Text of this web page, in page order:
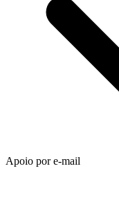
Apoio por e-mail